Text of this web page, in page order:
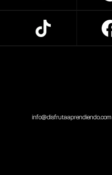
info@disfrutaaprendiendo.com